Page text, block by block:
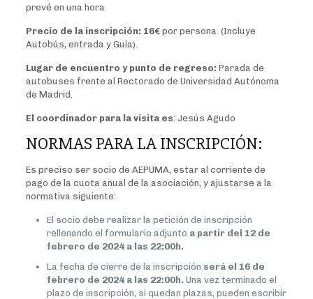
prevé en una hora.
Precio de la inscripción: 16€por persona. (Incluye
Autobús, entrada y Guía).
Lugar de encuentro y punto de regreso:Parada de
autobuses frente al Rectorado de Universidad Autónoma
de Madrid.
El coordinador para la visita es: Jesús Agudo
NORMAS PARA LA INSCRIPCIÓN:
Es preciso ser socio de AEPUMA, estar al corriente de
pago de la cuota anual de la asociación, y ajustarse a la
normativa siguiente:
El socio debe realizar la petición de inscripción
rellenando el formulario adjunto a partir del 12 de
febrero de 2024 a las 22:00h.
La fecha de cierre de la inscripción será el 16 de
febrero de 2024 a las 22:00h. Una vez terminado el
plazo de inscripción, si quedan plazas, pueden escribir